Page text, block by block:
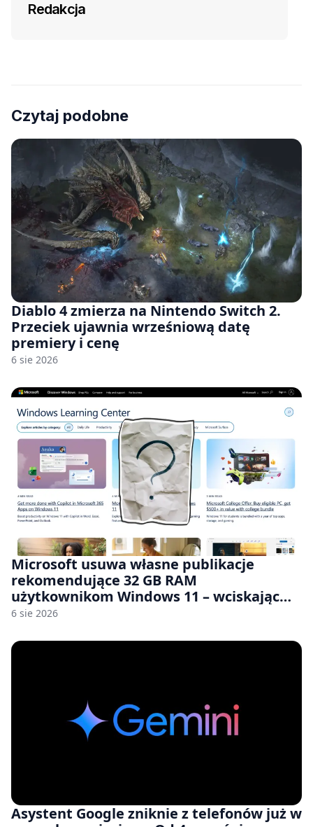
Redakcja
Czytaj podobne
Diablo 4 zmierza na Nintendo Switch 2.
Przeciek ujawnia wrześniową datę
premiery i cenę
6 sie 2026
Microsoft usuwa własne publikacje
rekomendujące 32 GB RAM
użytkownikom Windows 11 – wciskając
nam przy tym komputery z 8 GB RAM po
6 sie 2026
Asystent Google zniknie z telefonów już w